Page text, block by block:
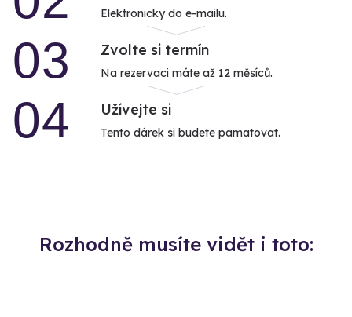
Elektronicky do e-mailu.
03 Zvolte si termín
Na rezervaci máte až 12 měsíců.
04 Užívejte si
Tento dárek si budete pamatovat.
Rozhodně musíte vidět i toto: